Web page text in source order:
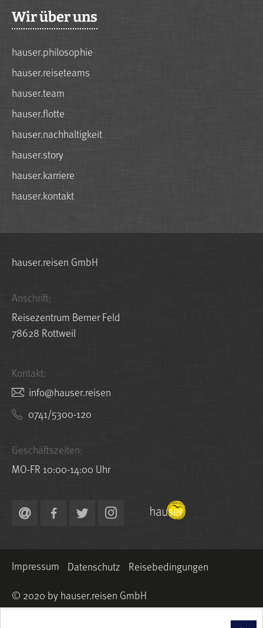
Wir über uns
hauser.philosophie
hauser.reiseteams
hauser.team
hauser.flotte
hauser.nachhaltigkeit
hauser.story
hauser.karriere
hauser.kontakt
hauser.reisen GmbH
Anschrift:
Reisezentrum Berner Feld
78628 Rottweil
Kontakt:
nesier.resuah@ofni
0741/5300-120
Geschäftszeiten:
MO-FR 10:00-14:00 Uhr
Impressum Datenschutz Reisebedingungen
© 2020 by hauser.reisen GmbH